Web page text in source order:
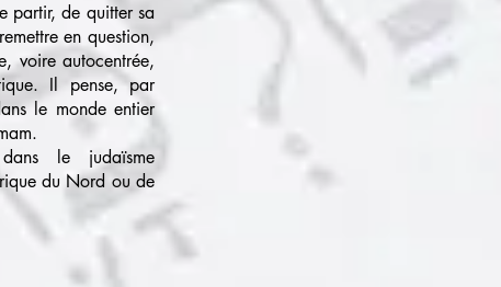
partir, de quitter sa
en question,
voire autocentrée,
Il pense, par
le monde entier
le judaïsme
du Nord ou de